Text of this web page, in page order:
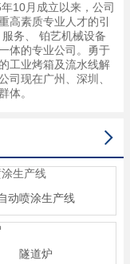
10月成立以来，公司
高素质专业人才的引
务、 铂艺机械设备
体的专业公司。勇于
工业烤箱及流水线解
司现在广州、深圳、
体。

动喷涂生产线
隧道炉